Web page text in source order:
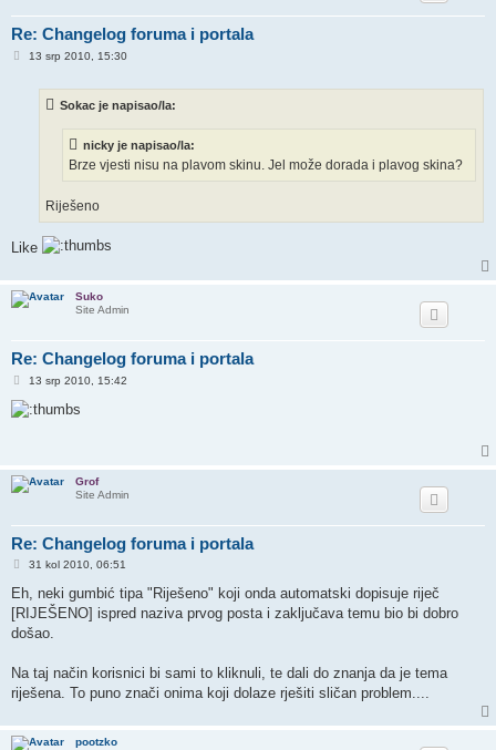
Re: Changelog foruma i portala
P13 srp 2010, 15:30
Sokac je napisao/la:
nicky je napisao/la:
Brze vjesti nisu na plavom skinu. Jel može dorada i plavog skina?
Riješeno
Like
Suko
Site Admin
Re: Changelog foruma i portala
P
s
t
13 srp 2010, 15:42
Grof
Site Admin
Re: Changelog foruma i portala
P
s
31 kol 2010, 06:51
Eh, neki gumbić tipa "Riješeno" koji onda automatski dopisuje riječ
[RIJEŠENO] ispred naziva prvog posta i zaključava temu bio bi dobro
došao.
Na taj način korisnici bi sami to kliknuli, te dali do znanja da je tema
riješena. To puno znači onima koji dolaze rješiti sličan problem....
pootzko